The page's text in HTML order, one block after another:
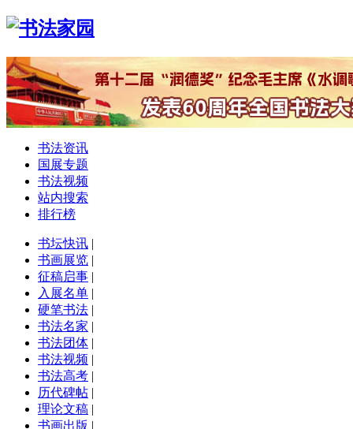
书法资讯
国展专题
书法视频
站内搜索
排行榜
书坛快讯 |
书画展览 |
征稿启事 |
入展名单 |
硬笔书法 |
书法名家 |
书法团体 |
书法视频 |
书法高考 |
历代碑帖 |
理论文稿 |
书画出版 |